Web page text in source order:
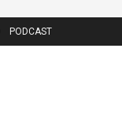
PODCAST